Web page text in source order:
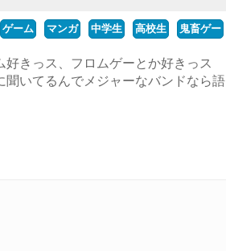
ゲーム マンガ 中学生 高校生 鬼畜ゲー
きっス、フロムゲーとか好きっス
いてるんでメジャーなバンドなら語